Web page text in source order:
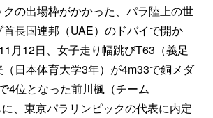
の出場枠がかかった、パラ陸上の世
長国連邦（UAE）のドバイで開か
月12日、女子走り幅跳びT63（義足
日本体育大学3年）が4m33で銅メダ
4位となった前川楓（チーム
、東京パラリンピックの代表に内定